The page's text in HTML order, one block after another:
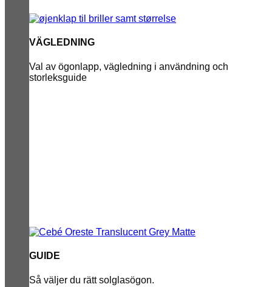
VÄGLEDNING
Val av ögonlapp, vägledning i användning och
storleksguide
GUIDE
Så väljer du rätt solglasögon.